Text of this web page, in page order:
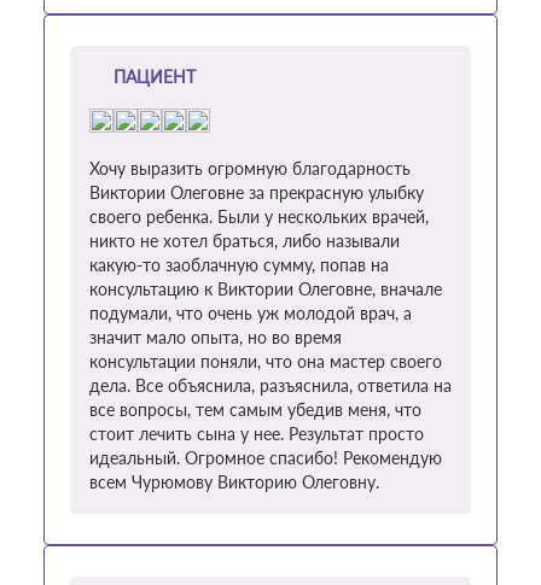
ПАЦИЕНТ
Хочу выразить огромную благодарность
Виктории Олеговне за прекрасную улыбку
своего ребенка. Были у нескольких врачей,
никто не хотел браться, либо называли
какую-то заоблачную сумму, попав на
консультацию к Виктории Олеговне, вначале
подумали, что очень уж молодой врач, а
значит мало опыта, но во время
консультации поняли, что она мастер своего
дела. Все объяснила, разъяснила, ответила на
все вопросы, тем самым убедив меня, что
стоит лечить сына у нее. Результат просто
идеальный. Огромное спасибо! Рекомендую
всем Чурюмову Викторию Олеговну.